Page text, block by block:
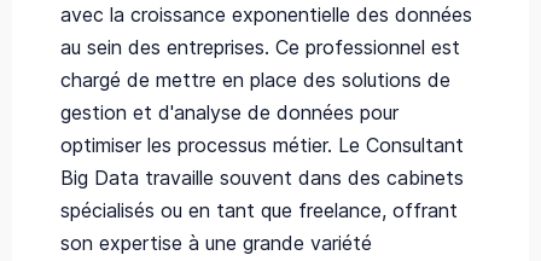
avec la croissance exponentielle des données
au sein des entreprises. Ce professionnel est
chargé de mettre en place des solutions de
gestion et d'analyse de données pour
optimiser les processus métier. Le Consultant
Big Data travaille souvent dans des cabinets
spécialisés ou en tant que freelance, offrant
son expertise à une grande variété